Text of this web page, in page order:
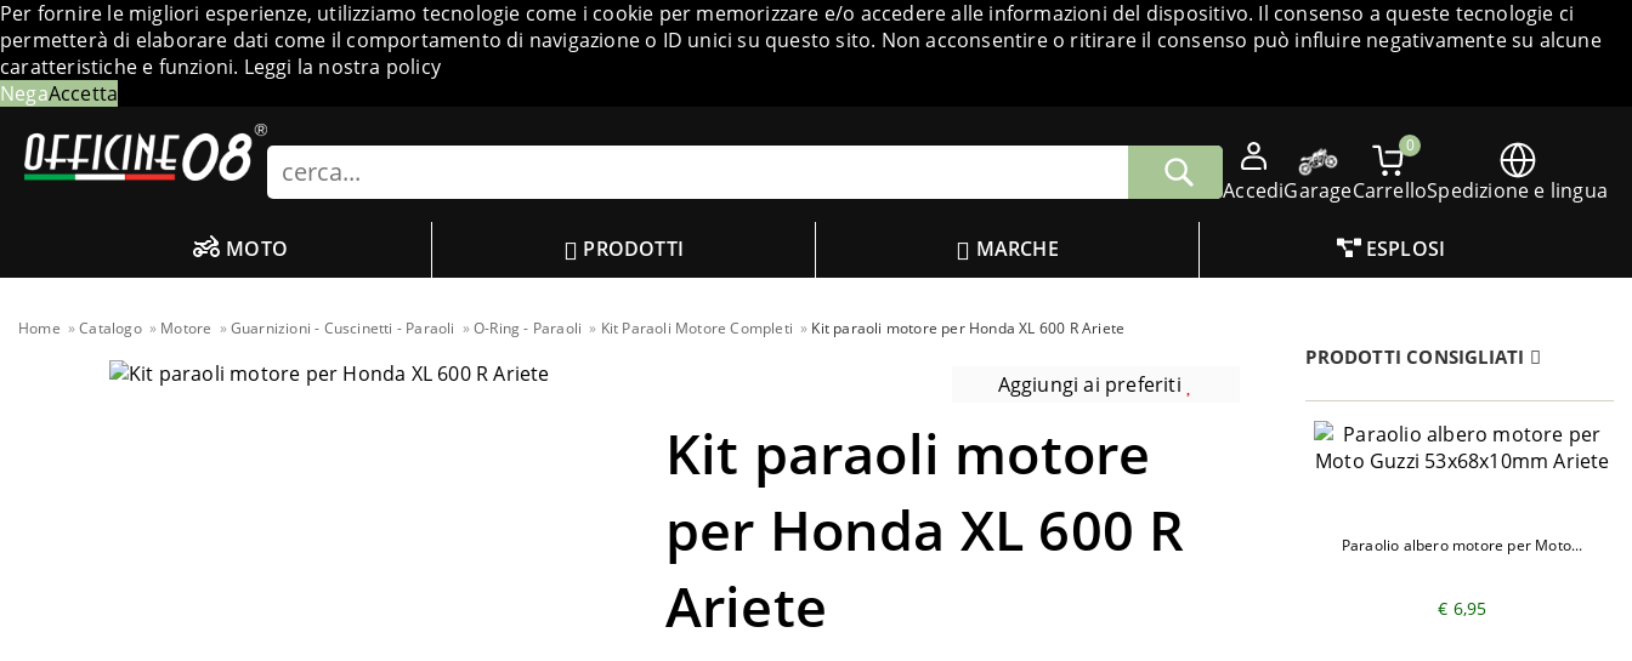
Per fornire le migliori esperienze, utilizziamo tecnologie come i cookie per memorizzare e/o accedere alle informazioni del dispositivo. Il consenso a queste tecnologie ci
permetterà di elaborare dati come il comportamento di navigazione o ID unici su questo sito. Non acconsentire o ritirare il consenso può influire negativamente su alcune
caratteristiche e funzioni. Leggi la nostra policy
NegaAccetta
Search
AccediGarage
0
CarrelloSpedizione e lingua
MOTO PRODOTTI MARCHE ESPLOSI
Home Catalogo Motore Guarnizioni - Cuscinetti - Paraoli O-Ring - Paraoli Kit Paraoli Motore Completi Kit paraoli motore per Honda XL 600 R Ariete
Aggiungi ai preferiti
Kit paraoli motore
per Honda XL 600 R
Ariete
PRODOTTI CONSIGLIATI
Paraolio albero motore per Moto...
€ 6,95